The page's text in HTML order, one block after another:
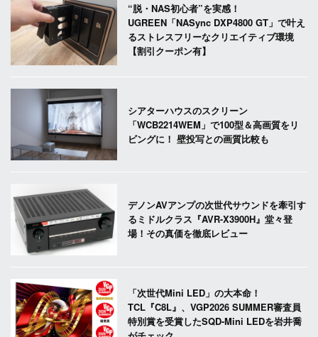
“脱・NAS初心者”を実感！
UGREEN「NASync DXP4800 GT」で叶え
るストレスフリーなクリエイティブ環境
【割引クーポン有】
シアターハウスのスクリーン
「WCB2214WEM」で100型＆高画質をリ
ビングに！ 壁投写との画質比較も
デノンAVアンプの次世代サウンドを牽引す
るミドルクラス『AVR-X3900H』堂々登
場！その真価を徹底レビュー
「次世代Mini LED」の大本命！
TCL『C8L』、VGP2026 SUMMER審査員
特別賞を受賞したSQD-Mini LEDを岩井喬